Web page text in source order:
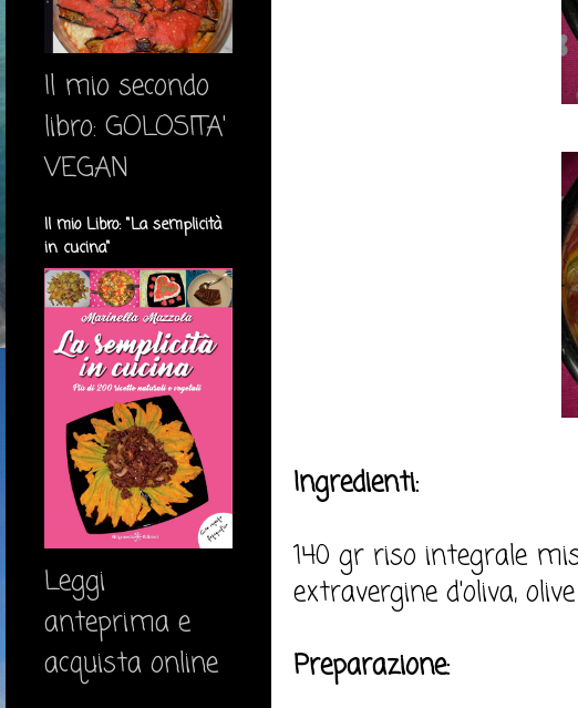
Ingredienti:
140 gr riso integrale
extravergine d'oliva,
Preparazione:
Il mio secondo
libro: GOLOSITA'
VEGAN
Il mio Libro: "La semplicità
in cucina"
Leggi
anteprima e
acquista online